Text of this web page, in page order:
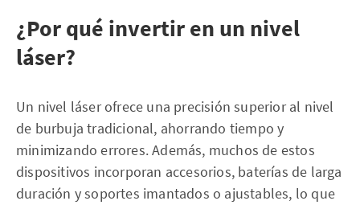
¿Por qué invertir en un nivel
láser?
Un nivel láser ofrece una precisión superior al nivel
de burbuja tradicional, ahorrando tiempo y
minimizando errores. Además, muchos de estos
dispositivos incorporan accesorios, baterías de larga
duración y soportes imantados o ajustables, lo que